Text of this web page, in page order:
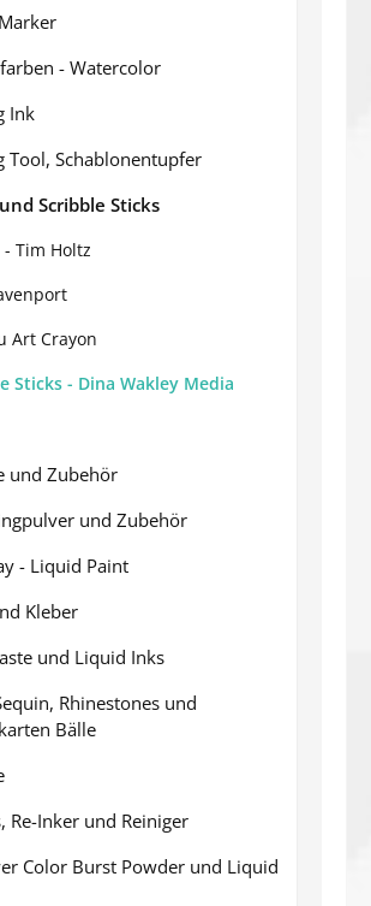
- Watercolor
Ink
Tool, Schablonentupfer
Scribble Sticks
- Tim Holtz
Art Crayon
Sticks - Dina Wakley Media
und Zubehör
und Zubehör
- Liquid Paint
Kleber
und Liquid Inks
Rhinestones und
Bälle
Re-Inker und Reiniger
Color Burst Powder und Liquid